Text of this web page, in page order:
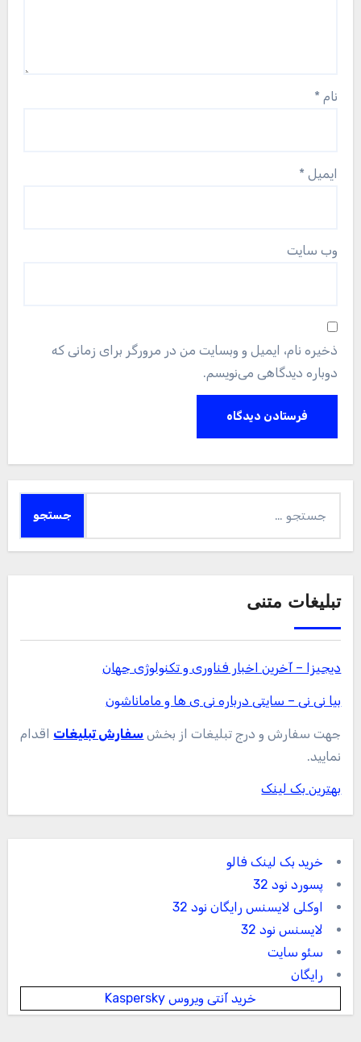
نام *
ایمیل *
وب‌ سایت
ذخیره نام، ایمیل و وبسایت من در مرورگر برای زمانی که
دوباره دیدگاهی می‌نویسم.
برای:
تبلیغات متنی
دیجیزا – آخرین اخبار فناوری و تکنولوژی جهان
بیا نی نی – سایتی درباره نی ی ها و ماماناشون
جهت سفارش و درج تبلیغات از بخش سفارش تبلیغات اقدام
نمایید.
بهترین بک لینک
خرید بک لینک فالو
پسورد نود 32
اوکلی لایسنس رایگان نود 32
لایسنس نود 32
سئو سایت
رایگان
خرید آنتی ویروس Kaspersky